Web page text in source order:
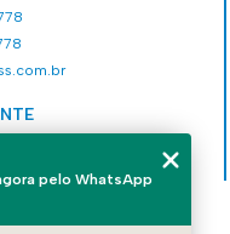
pelo WhatsApp